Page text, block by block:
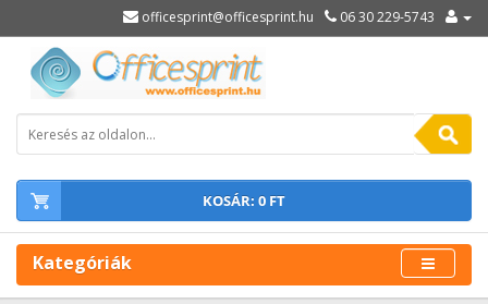
officesprint@officesprint.hu 06 30 229-5743
KOSÁR: 0 FT
Kategóriák